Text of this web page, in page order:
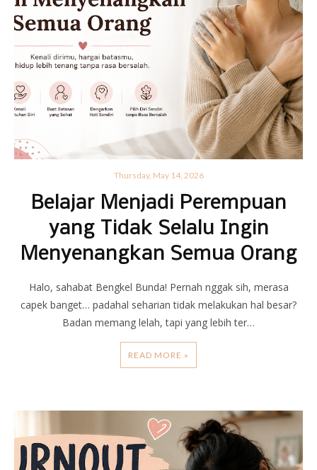
Thursday, May 14, 2026
Belajar Menjadi Perempuan
yang Tidak Selalu Ingin
Menyenangkan Semua Orang
Halo, sahabat Bengkel Bunda! Pernah nggak sih, merasa
capek banget… padahal seharian tidak melakukan hal besar?
Badan memang lelah, tapi yang lebih ter…
READ MORE »